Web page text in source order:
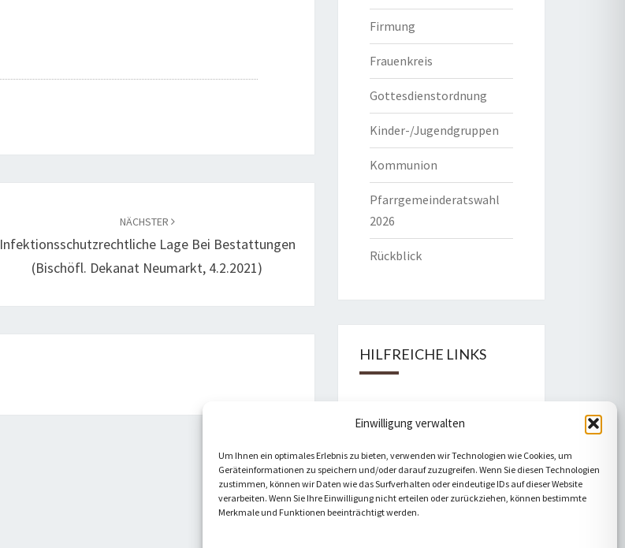
Einwilligung verwalten
Um Ihnen ein optimales Erlebnis zu bieten, verwenden wir Technologien wie Cookies, um
Geräteinformationen zu speichern und/oder darauf zuzugreifen. Wenn Sie diesen Technologien
zustimmen, können wir Daten wie das Surfverhalten oder eindeutige IDs auf dieser Website
verarbeiten. Wenn Sie Ihre Einwilligung nicht erteilen oder zurückziehen, können bestimmte
Merkmale und Funktionen beeinträchtigt werden.
NÄCHSTER
Infektionsschutzrechtliche Lage Bei Bestattungen
(Bischöfl. Dekanat Neumarkt, 4.2.2021)
Firmung
Frauenkreis
Gottesdienstordnung
Kinder-/Jugendgruppen
Kommunion
Pfarrgemeinderatswahl
2026
Rückblick
HILFREICHE LINKS
Katholische Kirche
Telefonseelsorge